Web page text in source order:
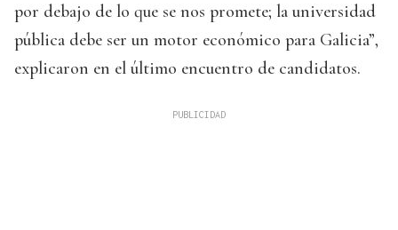
por debajo de lo que se nos promete; la universidad
pública debe ser un motor económico para Galicia”,
explicaron en el último encuentro de candidatos.